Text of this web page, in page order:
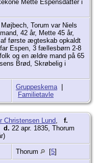
Mette Espensdatter i
Torum var Niels
42 år, Mette 45 år,
af første ægteskab opkaldt
Espen, 3 fællesbørn 2-8
og en ældre mand på 65
Brød, Skrøbelig i
Gruppeskema|
Familietavle
Christensen Lund, f.
d. 22 apr. 1835, Thorum
Thorum [5]